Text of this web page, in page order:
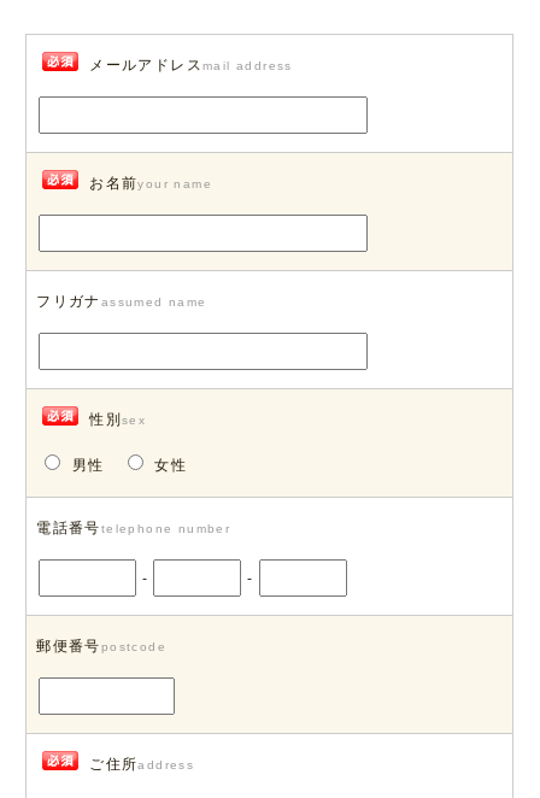
メールアドレスmail address
お名前your name
フリガナ assumed name
性別sex
男性 女性
電話番号telephone number
- -
郵便番号postcode
ご住所address